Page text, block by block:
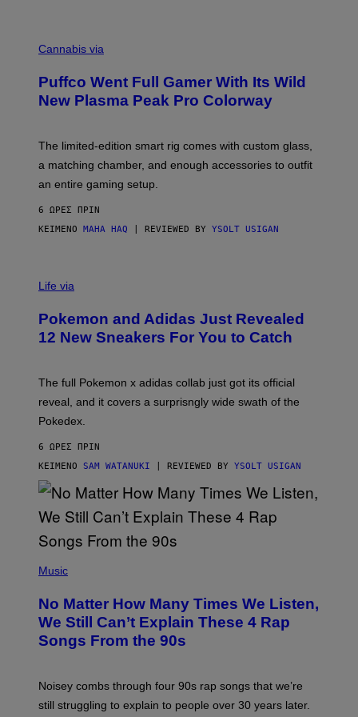
N
E
T
T
M
G
E
O
T
E
S
F
U
F
O
Cannabis via
Puffco Went Full Gamer With Its Wild
New Plasma Peak Pro Colorway
The limited-edition smart rig comes with custom glass,
a matching chamber, and enough accessories to outfit
an entire gaming setup.
6 ΏΡΕΣ ΠΡΙΝ
ΚΕΊΜΕΝΟ MAHA HAQ | REVIEWED BY YSOLT USIGAN
I
O
K
E
N
A
D
I
A
S
N
N
T
E
N
O
Life via
Pokemon and Adidas Just Revealed
12 New Sneakers For You to Catch
The full Pokemon x adidas collab just got its official
reveal, and it covers a surprisngly wide swath of the
Pokedex.
6 ΏΡΕΣ ΠΡΙΝ
ΚΕΊΜΕΝΟ SAM WATANUKI | REVIEWED BY YSOLT USIGAN
P
T
O
B
Y
I
D
Music
No Matter How Many Times We Listen,
We Still Can’t Explain These 4 Rap
Songs From the 90s
Noisey combs through four 90s rap songs that we’re
still struggling to explain to people over 30 years later.